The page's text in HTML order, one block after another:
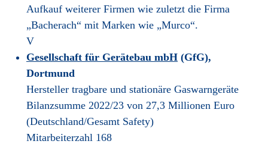
Aufkauf weiterer Firmen wie zuletzt die Firma
„Bacherach“ mit Marken wie „Murco“.
V
Gesellschaft für Gerätebau mbH (GfG),
Dortmund
Hersteller tragbare und stationäre Gaswarngeräte
Bilanzsumme 2022/23 von 27,3 Millionen Euro
(Deutschland/Gesamt Safety)
Mitarbeiterzahl 168